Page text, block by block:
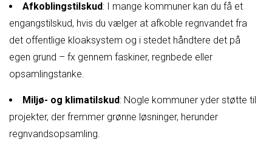
Afkoblingstilskud: I mange kommuner kan du få et
engangstilskud, hvis du vælger at afkoble regnvandet fra
det offentlige kloaksystem og i stedet håndtere det på
egen grund – fx gennem faskiner, regnbede eller
opsamlingstanke.
Miljø- og klimatilskud: Nogle kommuner yder støtte til
projekter, der fremmer grønne løsninger, herunder
regnvandsopsamling.